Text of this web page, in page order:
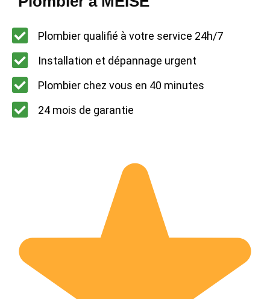
Plombier qualifié à votre service 24h/7
Installation et dépannage urgent
Plombier chez vous en 40 minutes
24 mois de garantie